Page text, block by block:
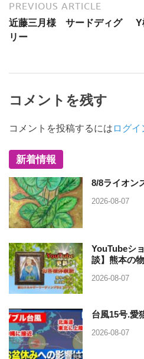
PREVIOUS ARTICLE
近藤三月様 サードディグ
リー
Y
コメントを残す
コメントを投稿するには ログイ
新着情報
8/8ライオン
2026-08-07
YouTubeシ
談】熊本の
2026-08-07
台風15号.愛
2026-08-07